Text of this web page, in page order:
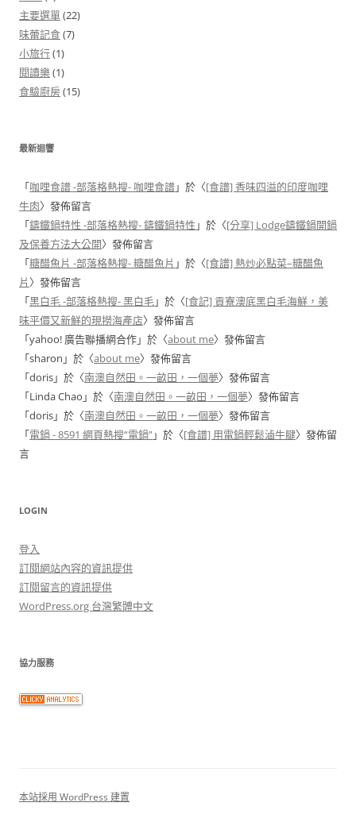
主要選單(22)
味蕾記食(7)
小旅行(1)
閱讀樂(1)
食驗廚房(15)
最新迴響
「咖哩食譜 -部落格熱搜- 咖哩食譜」於〈[食譜] 香味四溢的印度咖哩
牛肉〉發佈留言
「鑄鐵鍋特性 -部落格熱搜- 鑄鐵鍋特性 」於〈[分享] Lodge鑄鐵鍋開鍋
及保養方法大公開〉發佈留言
「糖醋魚片 -部落格熱搜- 糖醋魚片 」於〈[食譜] 熱炒必點菜–糖醋魚
片 〉發佈留言
「黑白毛 -部落格熱搜- 黑白毛」於〈[食記] 貢寮澳底黑白毛海鮮，美
味平價又新鮮的現撈海產店〉發佈留言
「yahoo! 廣告聯播網合作」於〈about me〉發佈留言
「sharon 」於〈about me〉發佈留言
「doris」於〈南澳自然田。一畝田，一個夢〉發佈留言
「Linda Chao 」於〈南澳自然田。一畝田，一個夢〉發佈留言
「doris」於〈南澳自然田。一畝田，一個夢〉發佈留言
「電鍋 - 8591 網頁熱搜“電鍋”」於〈[食譜] 用電鍋輕鬆滷牛腱〉發佈留
言
LOGIN
登入
訂閱網站內容的資訊提供
訂閱留言的資訊提供
WordPress.org 台灣繁體中文
協力服務
本站採用 WordPress 建置